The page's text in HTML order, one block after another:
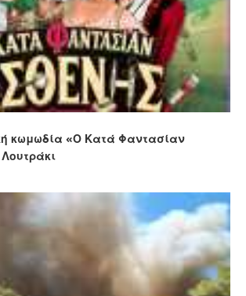
κωμωδία «Ο Κατά Φαντασίαν